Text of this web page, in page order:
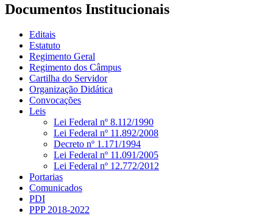
Documentos Institucionais
Editais
Estatuto
Regimento Geral
Regimento dos Câmpus
Cartilha do Servidor
Organização Didática
Convocações
Leis
Lei Federal nº 8.112/1990
Lei Federal nº 11.892/2008
Decreto nº 1.171/1994
Lei Federal nº 11.091/2005
Lei Federal nº 12.772/2012
Portarias
Comunicados
PDI
PPP 2018-2022